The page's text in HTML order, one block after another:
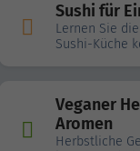
Sushi für
Lernen Sie
Sushi-Küche
Veganer
Aromen
Herbstliche